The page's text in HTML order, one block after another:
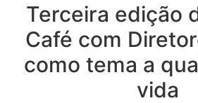
Terceira edição
Café com
como tema a
vida